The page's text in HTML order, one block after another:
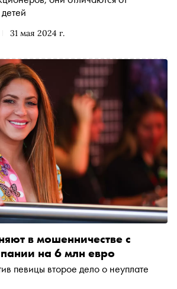
31 мая 2024 г.
в мошенничестве с
на 6 млн евро
певицы второе дело о неуплате